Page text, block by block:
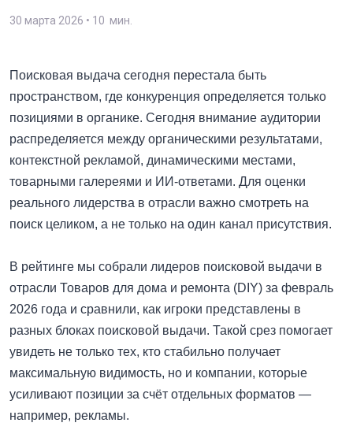
30 марта 2026 • 10 мин.
Поисковая выдача сегодня перестала быть
пространством, где конкуренция определяется только
позициями в органике. Сегодня внимание аудитории
распределяется между органическими результатами,
контекстной рекламой, динамическими местами,
товарными галереями и ИИ-ответами. Для оценки
реального лидерства в отрасли важно смотреть на
поиск целиком, а не только на один канал присутствия.
В рейтинге мы собрали лидеров поисковой выдачи в
отрасли Товаров для дома и ремонта (DIY) за февраль
2026 года и сравнили, как игроки представлены в
разных блоках поисковой выдачи. Такой срез помогает
увидеть не только тех, кто стабильно получает
максимальную видимость, но и компании, которые
усиливают позиции за счёт отдельных форматов —
например, рекламы.